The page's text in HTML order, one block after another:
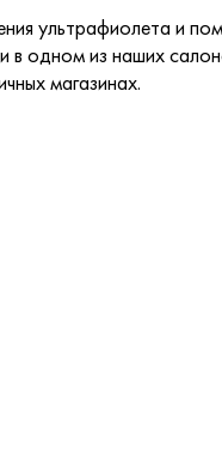
ультрафиолета и
одном из наших
магазинах.